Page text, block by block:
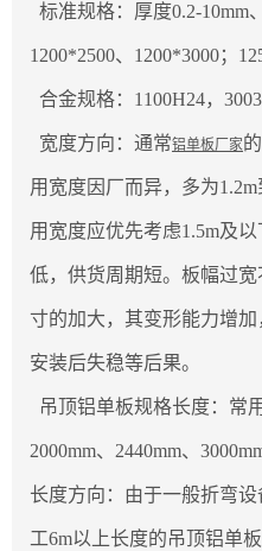
标准规格：厚度0.2-10mm
1200*2500、1200*3000；
合金规格：1100H24，
宽度方向：通常铝单板厂家
用宽度因厂而异，多为
用宽度应优先考虑1.5m及
低，供货周期短。板幅过
寸的加大，其变形能力增加
安装后失稳等后果。
吊顶铝单板规格长度：常
2000mm、2440mm、
长度方向：由于一般折弯
工6m以上长度的吊顶铝单板